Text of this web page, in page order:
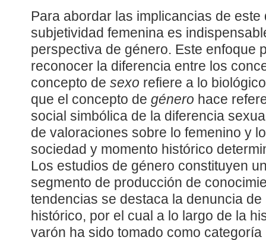
Para abordar las implicancias de
subjetividad femenina es
perspectiva de género. Este enfoque
reconocer la diferencia entre los
concepto de sexo refiere a lo
que el concepto de género hace
social simbólica de la diferencia
de valoraciones sobre lo femenino y
sociedad y momento histórico
Los estudios de género constituyen
segmento de producción de
tendencias se destaca la denuncia
histórico, por el cual a lo largo de la
varón ha sido tomado como